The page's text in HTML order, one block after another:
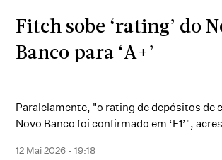
Fitch sobe ‘rating’ do
Banco para ‘A+’
Paralelamente, "o rating de depósitos de
Novo Banco foi confirmado em ‘F1’",
12 Mai 2026 - 19:18